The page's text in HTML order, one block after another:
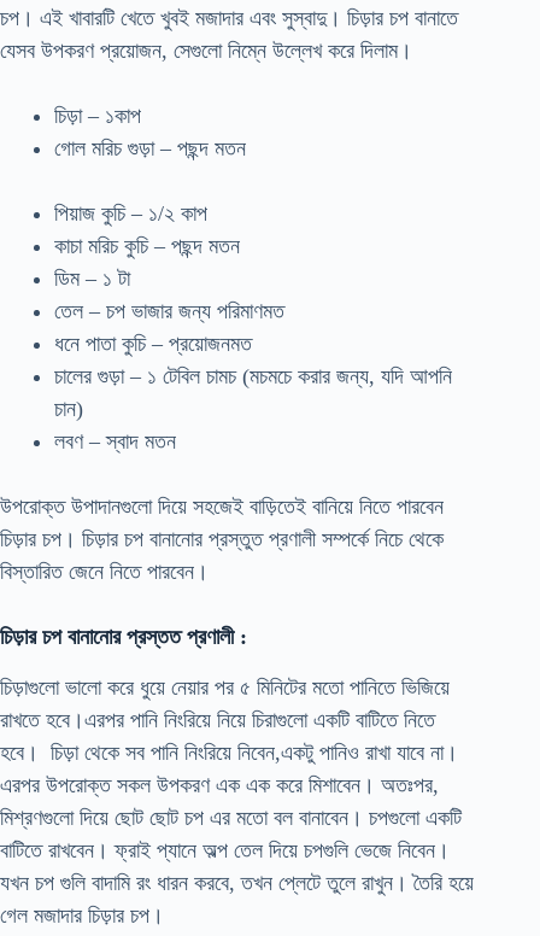
চপ। এই খাবারটি খেতে খুবই মজাদার এবং সুস্বাদু। চিড়ার চপ বানাতে
যেসব উপকরণ প্রয়োজন, সেগুলো নিম্নে উল্লেখ করে দিলাম।
চিড়া – ১কাপ
গোল মরিচ গুড়া – পছন্দ মতন
পিয়াজ কুচি – ১/২ কাপ
কাচা মরিচ কুচি – পছন্দ মতন
ডিম – ১ টা
তেল – চপ ভাজার জন্য পরিমাণমত
ধনে পাতা কুচি – প্রয়োজনমত
চালের গুড়া – ১ টেবিল চামচ (মচমচে করার জন্য, যদি আপনি
চান)
লবণ – স্বাদ মতন
উপরোক্ত উপাদানগুলো দিয়ে সহজেই বাড়িতেই বানিয়ে নিতে পারবেন
চিড়ার চপ। চিড়ার চপ বানানোর প্রস্তুত প্রণালী সম্পর্কে নিচে থেকে
বিস্তারিত জেনে নিতে পারবেন।
চিড়ার চপ বানানোর প্রস্তত প্রণালী :
চিড়াগুলো ভালো করে ধুয়ে নেয়ার পর ৫ মিনিটের মতো পানিতে ভিজিয়ে
রাখতে হবে।এরপর পানি নিংরিয়ে নিয়ে চিরাগুলো একটি বাটিতে নিতে
হবে। চিড়া থেকে সব পানি নিংরিয়ে নিবেন,একটু পানিও রাখা যাবে না।
এরপর উপরোক্ত সকল উপকরণ এক এক করে মিশাবেন। অতঃপর,
মিশ্রণগুলো দিয়ে ছোট ছোট চপ এর মতো বল বানাবেন। চপগুলো একটি
বাটিতে রাখবেন। ফ্রাই প্যানে অল্প তেল দিয়ে চপগুলি ভেজে নিবেন।
যখন চপ গুলি বাদামি রং ধারন করবে, তখন প্লেটে তুলে রাখুন। তৈরি হয়ে
গেল মজাদার চিড়ার চপ।